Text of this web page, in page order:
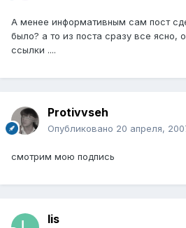
А менее информативным сам пост
было? а то из поста сразу все ясно,
ссылки ....
Protivvseh
Опубликовано 20 апреля,
смотрим мою подпись
lis